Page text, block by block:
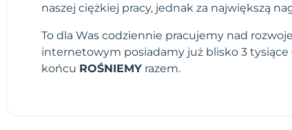
naszej ciężkiej pracy, jednak za największą
To dla Was codziennie pracujemy nad
internetowym posiadamy już blisko 3
końcu ROŚNIEMY razem.